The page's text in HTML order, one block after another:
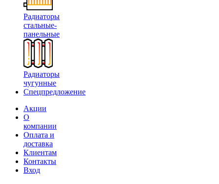
Радиаторы
стальные-
панельные
Радиаторы
чугунные
Спецпредложение
Акции
О
компании
Оплата и
доставка
Клиентам
Контакты
Вход